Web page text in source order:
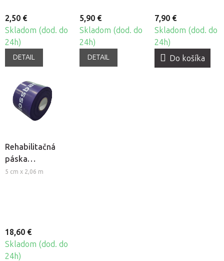
2,50 €
Skladom (dod. do
24h)
DETAIL
5,90 €
Skladom (dod. do
24h)
DETAIL
7,90 €
Skladom (dod. do
24h)
Do košíka
Rehabilitačná
páska
Sanctaband
5 cm x 2,06 m
18,60 €
Skladom (dod. do
24h)